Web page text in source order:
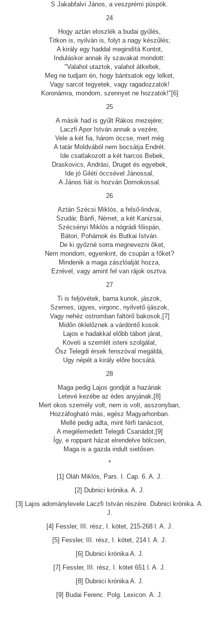
S Jakabfalvi János, a veszprémi püspök.
24
Hogy aztán eloszlék a budai gyűlés,
Titkon is, nyilván is, folyt a nagy készűlés;
A király egy haddal megindítá Kontot,
Induláskor annak ily szavakat mondott:
"Valahol utaztok, valahol átkeltek,
Meg ne tudjam én, hogy bántsatok egy lelket,
Vagy sarcot tegyetek, vagy ragadozzatok!
Koronámra, mondom, szennyet ne hozzatok!"[6]
25
A másik had is gyűlt Rákos mezejére;
Laczfi Apor István annak a vezére,
Vele a két fia, három öccse, mert még
A tatár Moldvából nem bocsátja Endrét.
Ide csatlakozott a két harcos Bebek,
Draskovics, Andrási, Druget és egyebek,
Ide jó Giléti öccsével Jánossal,
A János fiát is hozván Domokossal.
26
Aztán Szécsi Miklós, a felső-lindvai,
Szudár, Bánfi, Német, a két Kanizsai,
Szécsényi Miklós a nógrádi főispán,
Bátori, Pohárnok és Butkai István.
De ki győzné sorra megnevezni őket,
Nem mondom, egyenkint, de csupán a főket?
Mindenik a maga zászlóalját hozza,
Ezrével, vagy amint fel van rájok osztva.
27
Ti is feljövétek, barna kunok, jászok,
Szemes, ügyes, virgonc, nyilvető ijászok,
Vagy nehéz ostromban faltörő bakosok,[7]
Midőn öklelőznek a várdöntő kosok.
Lajos e hadakkal előbb tábort járat,
Követi a szemlét isteni szolgálat,
Ősz Telegdi érsek fenszóval megáldá,
Ugy népét a király előre bocsátá.
28
Maga pedig Lajos gondját a hazának
Letevé kezébe az édes anyjának,[8]
Mert okos személy volt, nem is volt, asszonyban,
Hozzáfogható más, egész Magyarhonban.
Mellé pedig adta, mint férfi tanácsot,
A megélemedett Telegdi Csanádot,[9]
Így, e roppant házat elrendelve bölcsen,
Maga is a gazda indult sietősen.
*
[1] Oláh Miklós, Pars. I. Cap. 6. A. J.
[2] Dubnici krónika. A. J.
[3] Lajos adománylevele Laczfi István részére. Dubnici krónika. A.
J.
[4] Fessler, III. rész, I. kötet, 215-268 l. A. J.
[5] Fessler, III. rész, I. kötet, 214 l. A. J.
[6] Dubnici krónika A. J.
[7] Fessler, III. rész, I. kötet 651 l. A. J.
[8] Dubnici krónika A. J.
[9] Budai Ferenc. Polg. Lexicon. A. J.